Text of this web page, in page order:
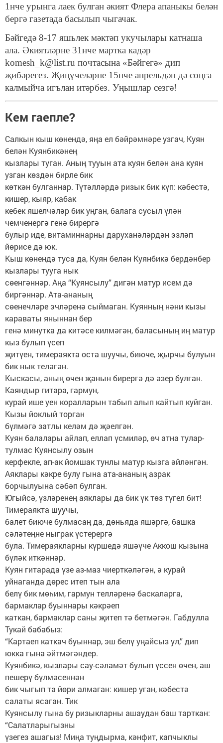
1нче урынга лаек булган әкият Флера апаныкы белән
бергә газетада басылып чыгачак.
Бәйгедә 8-17 яшьлек мәктәп укучылары катнаша
ала. Әкиятләрне 31нче мартка кадәр
komesh_k@list.ru почтасына «Бәйгегә» дип
җибәрегез. Җиңүчеләрне 15нче апрельдән дә соңга
калмыйча игълан итәрбез. Уңышлар сезгә!
Кем гаепле?
Салкын кыш көнендә, яңа ел бәйрәмнәре узгач, Куян
белән Куянбикәнең
кызлары туган. Аның тууын ата куян белән ана куян
узган көздән бирле бик
көткән булганнар. Түтәлләрдә ризык бик күп: кәбестә,
кишер, кыяр, кабак
кебек яшелчәләр бик уңган, балага сусыл үлән
чемченергә генә бирергә
булыр иде, витаминнарны даруханәләрдән эзләп
йөрисе дә юк.
Кыш көнендә туса да, Куян белән Куянбикә бердәнбер
кызлары тууга нык
сөенгәннәр. Аңа “Куянсылу” дигән матур исем дә
биргәннәр. Ата-ананың
сөенечләре эчләренә сыймаган. Куянның нәни кызы
караваты яныннан бер
генә минутка да китәсе килмәгән, баласының иң матур
кыз булып үсеп
җитүен, тимераякта оста шуучы, биюче, җырчы булуын
бик нык теләгән.
Кыскасы, аның өчен җанын бирергә дә әзер булган.
Каяндыр гитара, гармун,
курай ише уен коралларын табып алып кайтып куйган.
Кызы йоклый торган
бүлмәгә затлы келәм дә җәелгән.
Куян балалары айлап, еллап үсмиләр, өч атна тулар-
тулмас Куянсылу озын
керфекле, ап-ак йомшак тунлы матур кызга әйләнгән.
Аяклары кәкре булу гына ата-ананың азрак
борчылуына сәбәп булган.
Югыйсә, үзләренең аяклары да бик үк төз түгел бит!
Тимераякта шуучы,
балет биюче булмасаң да, дөньяда яшәргә, башка
сәләтеңне ныграк үстерергә
була. Тимераякларны күршедә яшәүче Аккош кызына
бүләк иткәннәр.
Куян гитарада үзе аз-маз чиерткәләгән, ә курай
уйнаганда дөрес итеп тын ала
белү бик мөһим, гармун телләренә баскаларга,
бармаклар буыннары кәкрәеп
каткан, бармаклар саны җитеп тә бетмәгән. Габдулла
Тукай бабабыз:
“Картаеп каткач буыннар, эш белү уңайсыз ул,” дип
юкка гына әйтмәгәндер.
Куянбикә, кызлары сау-сәламәт булып үссен өчен, аш
пешерү бүлмәсеннән
бик чыгып та йөри алмаган: кишер уган, кәбестә
салаты ясаган. Тик
Куянсылу гына бу ризыкларны ашаудан баш тарткан:
“Салатларыгызны
үзегез ашагыз! Миңа туңдырма, кәнфит, капчыклы